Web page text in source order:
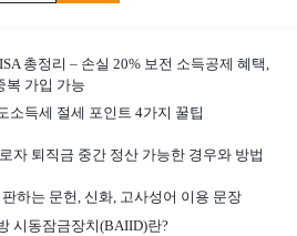
총정리 – 손실 20% 보전 소득공제 혜택,
복 가입 가능
소득세 절세 포인트 4가지 꿀팁
자 퇴직금 중간 정산 가능한 경우와 방법
하는 문헌, 신화, 고사성어 이용 문장
시동잠금장치(BAIID)란?